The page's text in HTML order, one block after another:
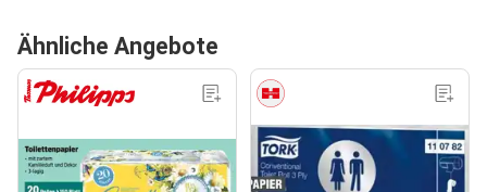
Ähnliche Angebote